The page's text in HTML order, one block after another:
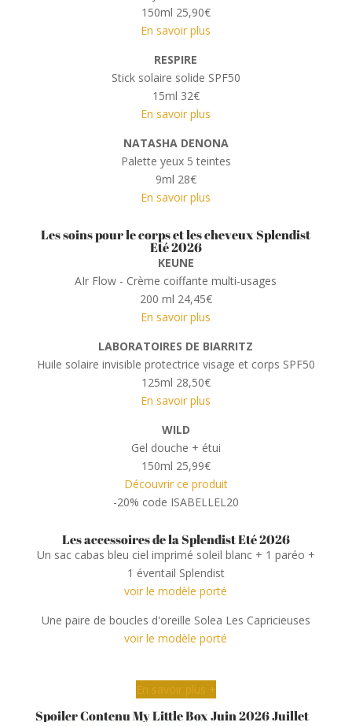
150ml 25,90€
En savoir plus
RESPIRE
Stick solaire solide SPF50
15ml 32€
En savoir plus
NATASHA DENONA
Palette yeux 5 teintes
9ml 28€
En savoir plus
Les soins pour le corps et les cheveux Splendist
Eté 2026
KEUNE
AIr Flow - Crème coiffante multi-usages
200 ml 24,45€
En savoir plus
LABORATOIRES DE BIARRITZ
Huile solaire invisible protectrice visage et corps SPF50
125ml 28,50€
En savoir plus
WILD
Gel douche + étui
150ml 25,99€
Découvrir ce produit
-20% code ISABELLEL20
Les accessoires de la Splendist Eté 2026
Un sac cabas bleu ciel imprimé soleil blanc + 1 paréo +
1 éventail Splendist
voir le modèle porté
Une paire de boucles d'oreille Solea Les Capricieuses
voir le modèle porté
En savoir plus +
Spoiler Contenu My Little Box Juin 2026 Juillet